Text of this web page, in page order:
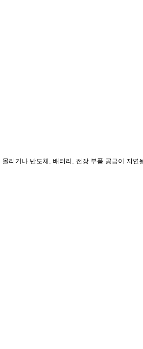
리거나 반도체, 배터리, 전장 부품 공급이 지연